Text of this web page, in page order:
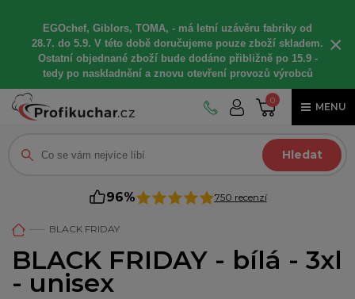
EGOchef, Giblors, TOMA, - má letní uzávěru fabriky od
28.7. do 5.9. V této době doručujeme pouze zboží skladem.
Ostatní objednané zboží bude dodáno přibližně po 15.9 -
tedy po naskladnění a znovu otevření provozů výrobců
×
0
MENU
Hledat
96% 750 recenzí
BLACK FRIDAY
BLACK FRIDAY - bílá - 3xl
- unisex